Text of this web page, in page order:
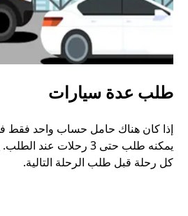
طلب عدة سيارات
إذا كان هناك حامل حساب واحد فقط
يمكنه طلب حتى 3 رحلات عند
كل رحلة قبل طلب الرحلة التالية.